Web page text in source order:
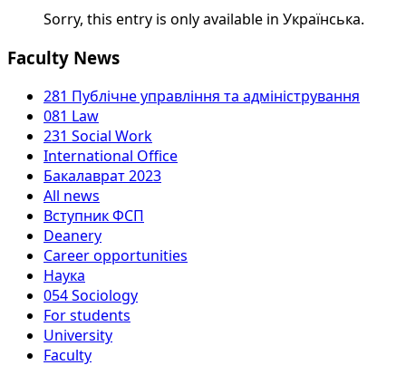
Sorry, this entry is only available in Українська.
Faculty News
281 Публічне управління та адміністрування
081 Law
231 Social Work
International Office
Бакалаврат 2023
All news
Вступник ФСП
Deanery
Career opportunities
Наука
054 Sociology
For students
University
Faculty